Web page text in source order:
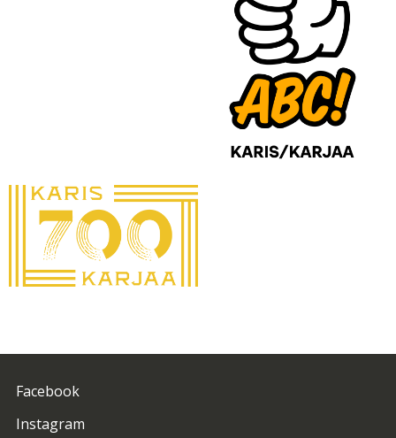
Facebook
Instagram